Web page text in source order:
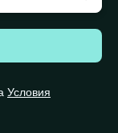
Условия